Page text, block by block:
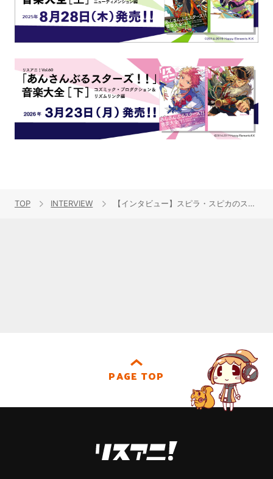
TOP INTERVIEW 【インタビュー】スピラ・スピカのスタートダッシュを見逃すな！TVアニメ『その着せ替え人形は恋をする』OPテーマ「燦々デイズ」リリースインタビュー
PAGE TOP